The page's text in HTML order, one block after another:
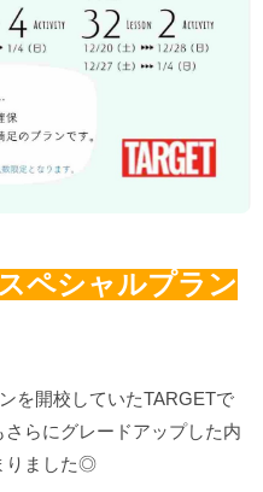
ペシャルプラン
を開校していたTARGETで
らにグレードアップした内
りました◎